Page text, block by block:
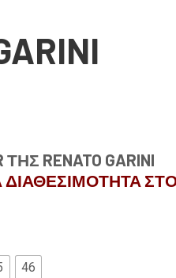
RENATO GARINI
ΣΤΟ
46